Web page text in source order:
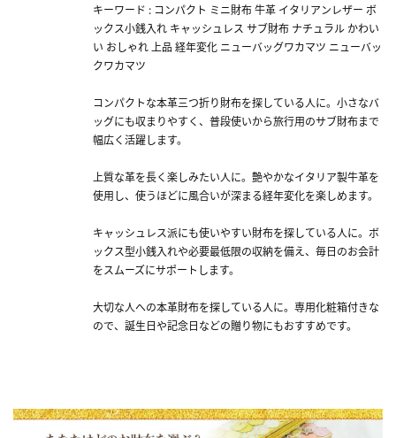
キーワード : コンパクト ミニ財布 牛革 イタリアンレザー ボ
ックス小銭入れ キャッシュレス サブ財布 ナチュラル かわい
い おしゃれ 上品 経年変化 ニューバッグワカマツ ニューバッ
クワカマツ
コンパクトな本革三つ折り財布を探している人に。小さなバ
ッグにも収まりやすく、普段使いから旅行用のサブ財布まで
幅広く活躍します。
上質な革を長く楽しみたい人に。艶やかなイタリア製牛革を
使用し、使うほどに風合いが深まる経年変化を楽しめます。
キャッシュレス派にも使いやすい財布を探している人に。ボ
ックス型小銭入れや必要最低限の収納を備え、毎日のお会計
をスムーズにサポートします。
大切な人への本革財布を探している人に。専用化粧箱付きな
ので、誕生日や記念日などの贈り物にもおすすめです。